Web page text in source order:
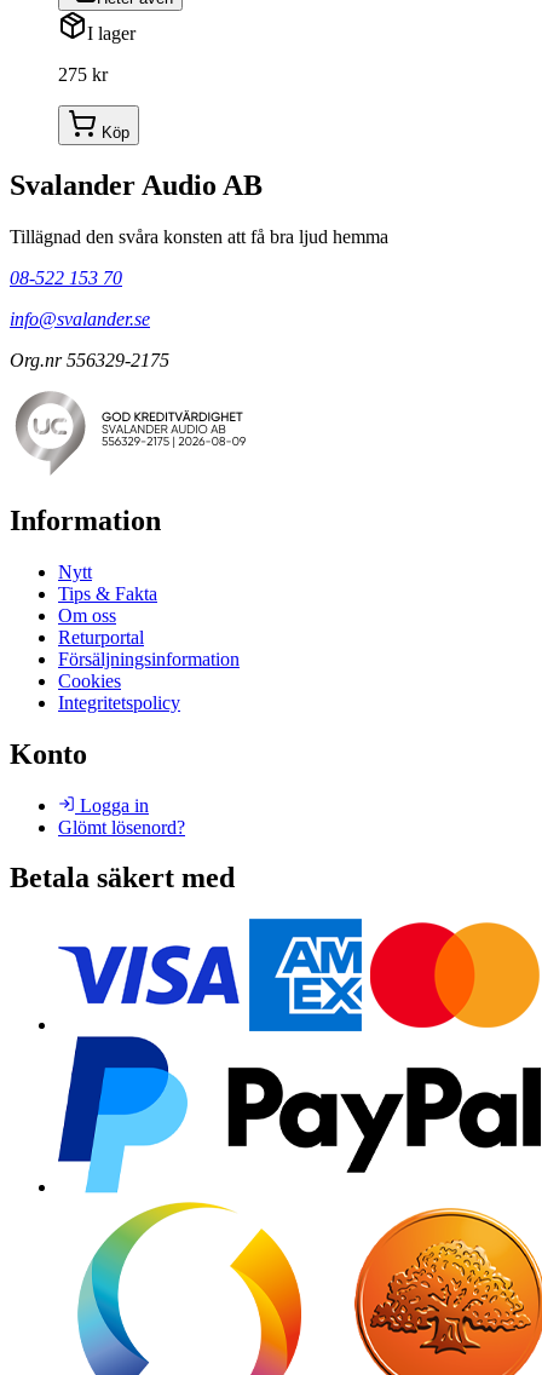
I lager
275 kr
Köp
Svalander Audio AB
Tillägnad den svåra konsten att få bra ljud hemma
08-522 153 70
info@svalander.se
Org.nr 556329-2175
Information
Nytt
Tips & Fakta
Om oss
Returportal
Försäljningsinformation
Cookies
Integritetspolicy
Konto
Logga in
Glömt lösenord?
Betala säkert med